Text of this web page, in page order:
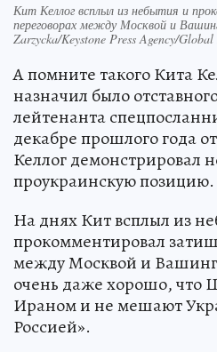
Кит Келлог всплыл из небытия и
переговорах между Москвой и
Zarzycka/Keystone Press Agency/
А помните такого Кита
назначил было
лейтенанта
декабре прошлого года
Келлог демонстрировал
проукраинскую позицию.
На днях Кит всплыл из
прокомментировал
между Москвой и
очень даже хорошо, что
Ираном и не мешают
Россией».